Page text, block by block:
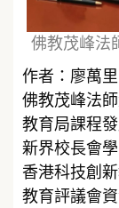
佛教茂峰法
作者：廖萬里
佛教茂峰法
教育局課程
新界校長會
香港科技創
教育評議會